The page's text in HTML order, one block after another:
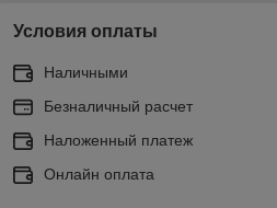
Условия оплаты
Наличными
Безналичный расчет
Наложенный платеж
Онлайн оплата